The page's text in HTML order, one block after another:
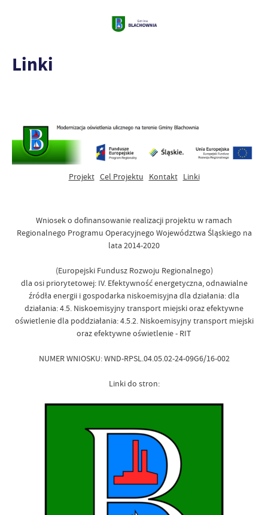
Linki
Projekt Cel Projektu Kontakt Linki
Wniosek o dofinansowanie realizacji projektu w ramach
Regionalnego Programu Operacyjnego Województwa Śląskiego na
lata 2014-2020
(Europejski Fundusz Rozwoju Regionalnego)
dla osi priorytetowej: IV. Efektywność energetyczna, odnawialne
źródła energii i gospodarka niskoemisyjna dla działania: dla
działania: 4.5. Niskoemisyjny transport miejski oraz efektywne
oświetlenie dla poddziałania: 4.5.2. Niskoemisyjny transport miejski
oraz efektywne oświetlenie - RIT
NUMER WNIOSKU: WND-RPSL.04.05.02-24-09G6/16-002
Linki do stron: